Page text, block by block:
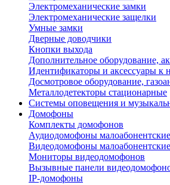
Электромеханические замки
Электромеханические защелки
Умные замки
Дверные доводчики
Кнопки выхода
Дополнительное оборудование,
Идентификаторы и аксессуары к
Досмотровое оборудование,
Металлодетекторы стационарные
Системы оповещения и
Домофоны
Комплекты домофонов
Аудиодомофоны малоабонентские
Видеодомофоны малоабонентские
Мониторы видеодомофонов
Вызывные панели
IP-домофоны